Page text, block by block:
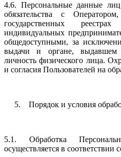
4.6. Персональные данные
обязательства с
государственных
индивидуальных
общедоступными, за
выдачи и органе, выдавшем
личность физического лица.
и согласия Пользователей на
5. Порядок и условия
5.1. Обработка
осуществляется в